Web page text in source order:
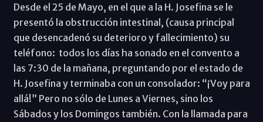
Desde el 25 de Mayo, en el que a la H. Josefina se le
presentó la obstrucción intestinal, (causa principal
que desencadenó su deterioro y fallecimiento) su
teléfono: todos los días ha sonado en el convento a
las 7:30 de la mañana, preguntando por el estado de
H. Josefina y terminaba con un consolador: “¡Voy para
allá!” Pero no sólo de Lunes a Viernes, sino los
Sábados y los Domingos también. Con la llamada para